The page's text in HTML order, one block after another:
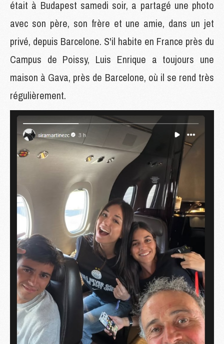
était à Budapest samedi soir, a partagé une photo
avec son père, son frère et une amie, dans un jet
privé, depuis Barcelone. S'il habite en France près du
Campus de Poissy, Luis Enrique a toujours une
maison à Gava, près de Barcelone, où il se rend très
régulièrement.